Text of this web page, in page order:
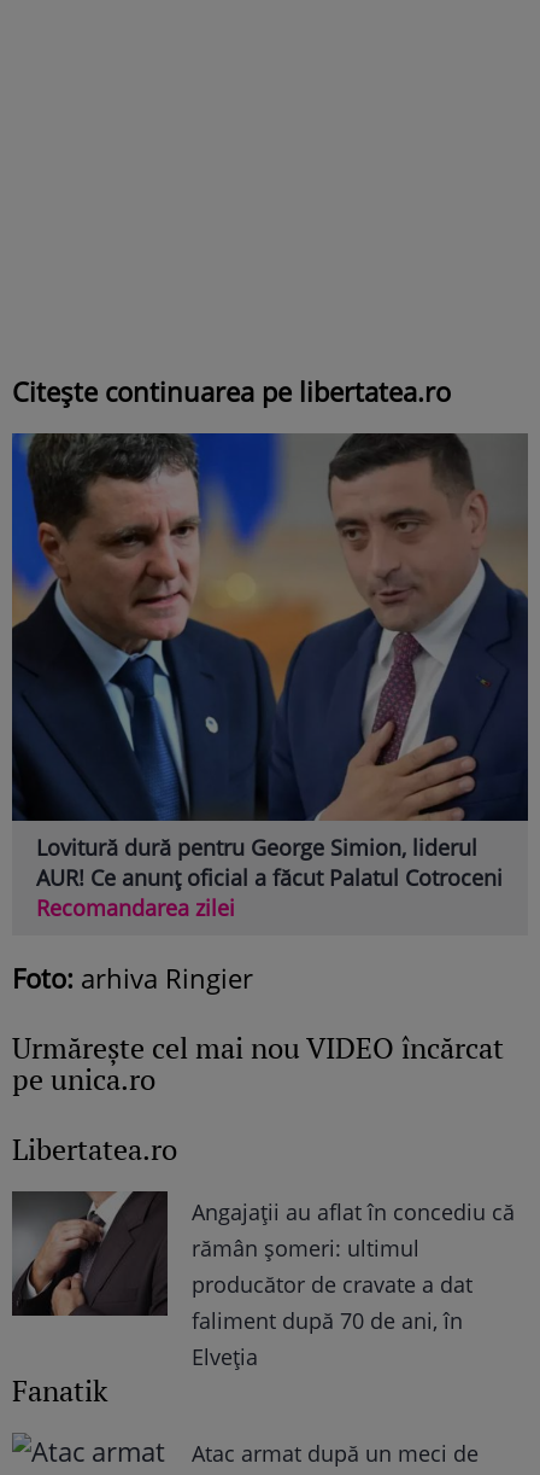
Citeşte continuarea pe libertatea.ro
Lovitură dură pentru George Simion, liderul
AUR! Ce anunț oficial a făcut Palatul Cotroceni
Recomandarea zilei
Foto: arhiva Ringier
Urmăreşte cel mai nou VIDEO încărcat
pe unica.ro
Libertatea.ro
Angajații au aflat în concediu că
rămân șomeri: ultimul
producător de cravate a dat
faliment după 70 de ani, în
Elveția
Fanatik
Atac armat după un meci de